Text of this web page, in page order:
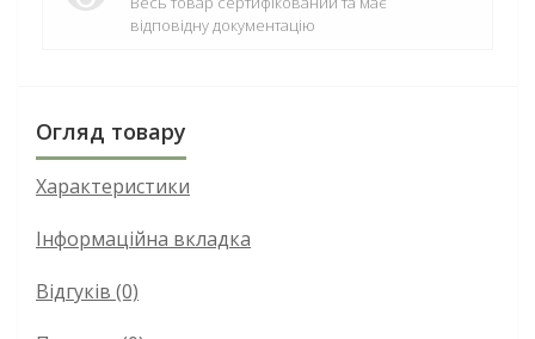
відповідну документацію
Огляд товару
Характеристики
Інформаційна вкладка
Відгуків (0)